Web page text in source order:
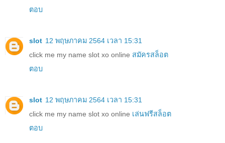
ตอบ
slot 12 พฤษภาคม 2564 เวลา 15:31
click me my name slot xo online สมัครสล็อต
ตอบ
slot 12 พฤษภาคม 2564 เวลา 15:31
click me my name slot xo online เล่นฟรีสล็อต
ตอบ